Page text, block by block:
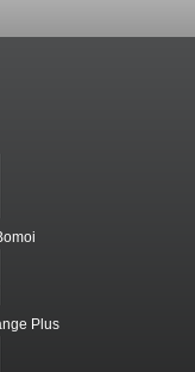
Plus